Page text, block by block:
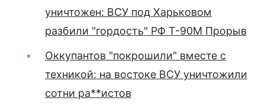
уничтожен: ВСУ под Харьковом
разбили "гордость" РФ Т-90М Прорыв
Оккупантов "покрошили" вместе с
техникой: на востоке ВСУ уничтожили
сотни ра**истов